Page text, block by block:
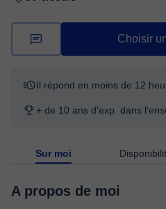
Choisir
Il répond en moins de 12
+ de 10 ans d'exp. dans
Sur moi
A propos de moi